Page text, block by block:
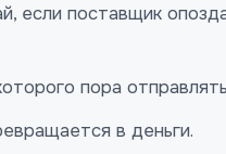
если поставщик
пора
в деньги.